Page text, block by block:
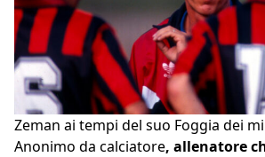
Zeman ai tempi del suo Foggia dei
Anonimo da calciatore, allenatore